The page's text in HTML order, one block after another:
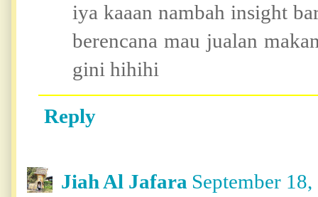
iya kaaan nambah insight
berencana mau jualan
gini hihihi
Reply
Jiah Al Jafara September